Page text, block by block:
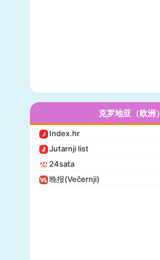
克罗地亚（欧洲）
Index.hr
Jutarnji list
24sata
晚报(Večernji)